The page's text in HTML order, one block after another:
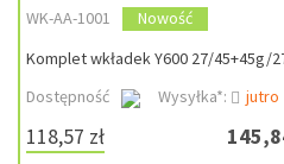
WK-AA-1001
Nowość
Komplet wkładek Y600 27/45+45g/
Dostępność
Wysyłka*: jutro
118,57 zł